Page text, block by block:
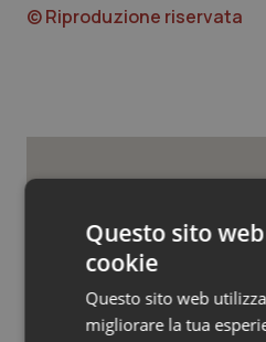
Psoriasi & pelle
Quotidiano Chirurgia
Quotidiano Pediatria
Rene & patologie
© Riproduzione riservata
Lavoro e
Decreto PA.
Questo sito
cookie
Questo sito web
migliorare la tua